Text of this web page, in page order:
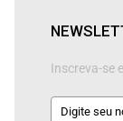
Inscreva-se